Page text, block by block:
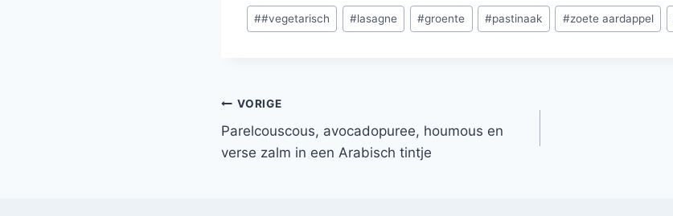
Bericht
tags:
##vegetarisch #lasagne #groente #pastinaak #zoete aardappel
Bericht
navigatie
VORIGE
Parelcouscous, avocadopuree, houmous en
verse zalm in een Arabisch tintje